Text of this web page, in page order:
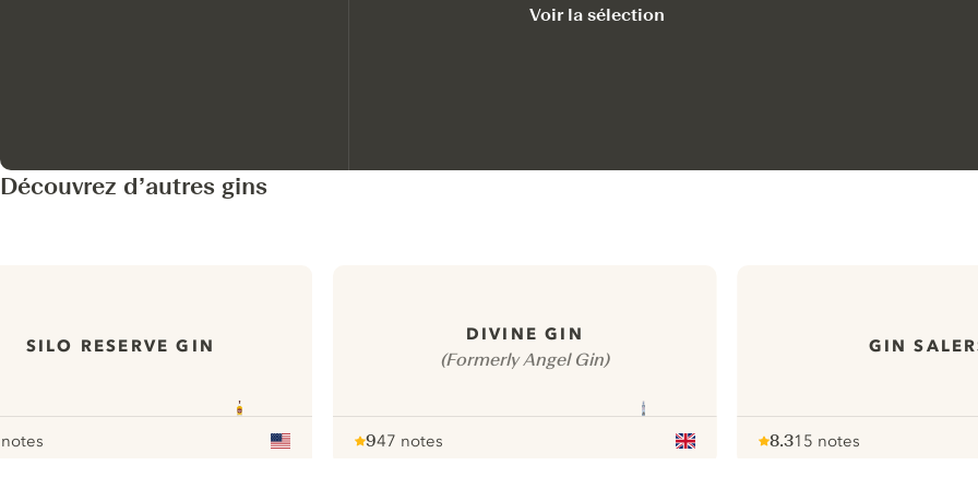
Voir la sélection
Découvrez d’autres gins
SILO RESERVE GIN
DIVINE GIN
(Formerly Angel Gin)
947 notes
GIN
8.315 notes